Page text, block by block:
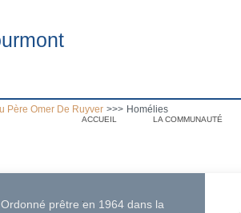
ACCUEIL LA COMMUNAUTÉ
Père Omer De Ruyver >>> Homélies
prêtre en 1964 dans la